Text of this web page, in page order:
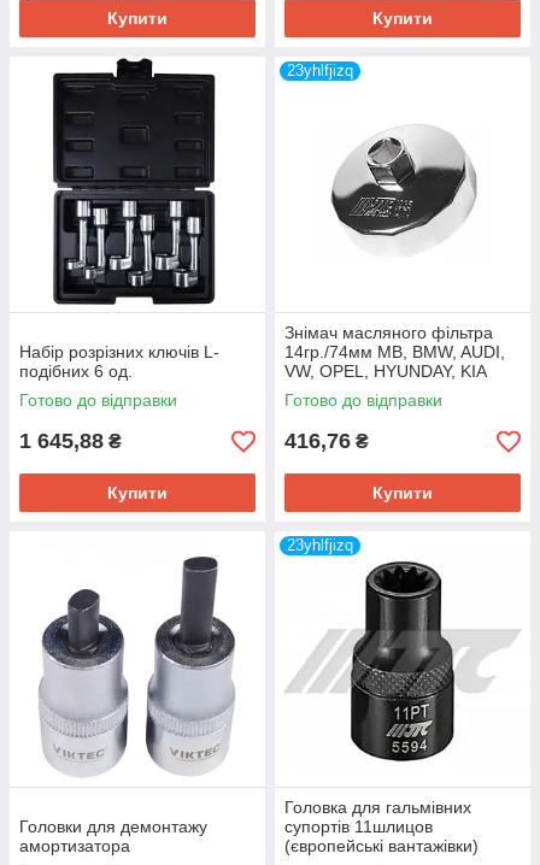
Купити Купити
Набір розрізних ключів L-
подібних 6 од.
Готово до відправки
1 645,88 ₴
Купити
23yhlfjizq
Знімач масляного фільтра
14гр./74мм МВ, ВМW, AUDI,
VW, OPEL, HYUNDAY, KIA
Готово до відправки
416,76 ₴
Купити
Головки для демонтажу
амортизатора
23yhlfjizq
Головка для гальмівних
супортів 11шлицов
(європейські вантажівки)